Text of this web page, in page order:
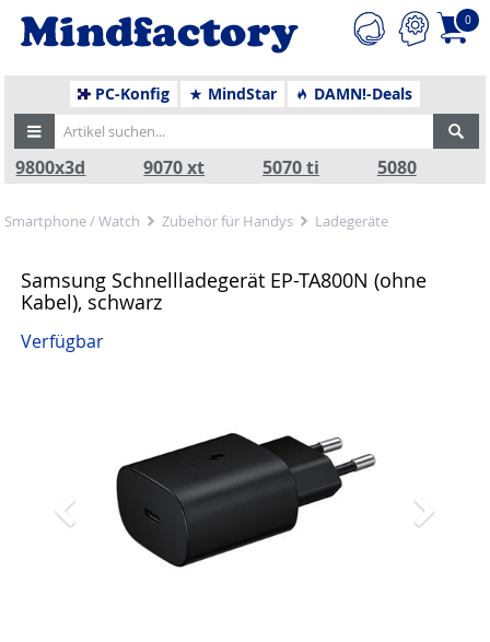
0
PC-Konfig MindStar DAMN!-Deals
9800x3d 9070 xt 5070 ti 5080
Smartphone / Watch Zubehör für Handys Ladegeräte
Samsung Schnellladegerät EP-TA800N (ohne
Kabel), schwarz
Verfügbar